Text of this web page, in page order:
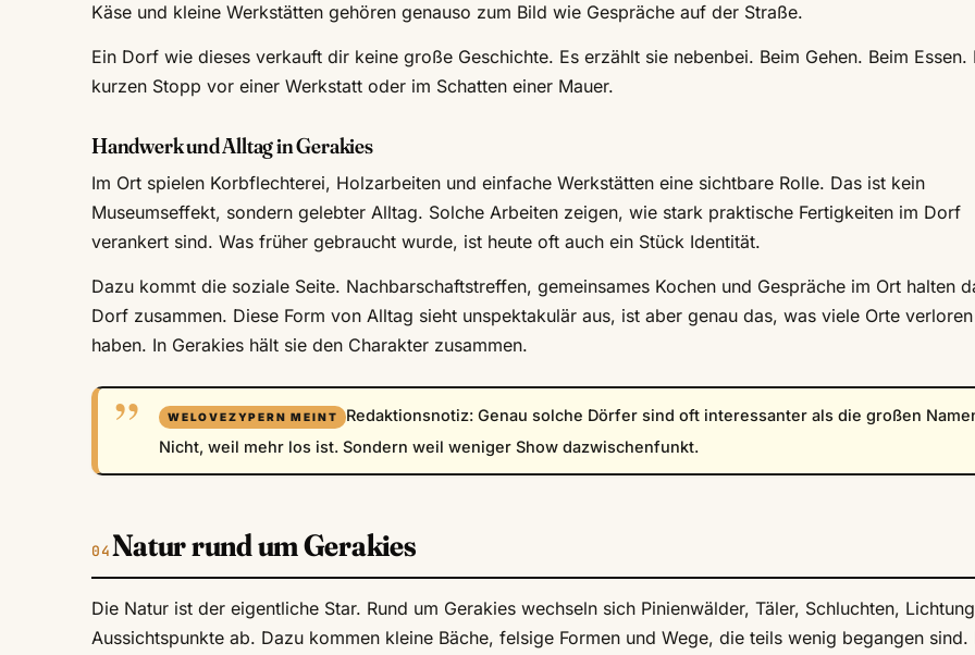
Käse und kleine Werkstätten gehören genauso zum Bild wie Gespräche auf der Straße.
Ein Dorf wie dieses verkauft dir keine große Geschichte. Es erzählt sie nebenbei. Beim Gehen. Beim Essen.
kurzen Stopp vor einer Werkstatt oder im Schatten einer Mauer.
Handwerk und Alltag in Gerakies
Im Ort spielen Korbflechterei, Holzarbeiten und einfache Werkstätten eine sichtbare Rolle. Das ist kein
Museumseffekt, sondern gelebter Alltag. Solche Arbeiten zeigen, wie stark praktische Fertigkeiten im Dorf
verankert sind. Was früher gebraucht wurde, ist heute oft auch ein Stück Identität.
Dazu kommt die soziale Seite. Nachbarschaftstreffen, gemeinsames Kochen und Gespräche im Ort halten
Dorf zusammen. Diese Form von Alltag sieht unspektakulär aus, ist aber genau das, was viele Orte verloren
haben. In Gerakies hält sie den Charakter zusammen.
Redaktionsnotiz: Genau solche Dörfer sind oft interessanter als die großen
Nicht, weil mehr los ist. Sondern weil weniger Show dazwischenfunkt.
Natur rund um Gerakies
Die Natur ist der eigentliche Star. Rund um Gerakies wechseln sich Pinienwälder, Täler, Schluchten,
Aussichtspunkte ab. Dazu kommen kleine Bäche, felsige Formen und Wege, die teils wenig begangen sind.